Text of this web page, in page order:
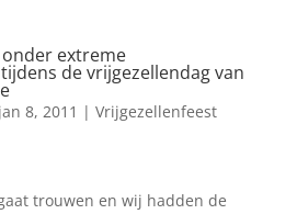
extreme
de vrijgezellendag van
jan 8, 2011 | Vrijgezellenfeest
trouwen en wij hadden de